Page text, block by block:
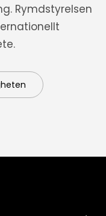
Rymdstyrelsen